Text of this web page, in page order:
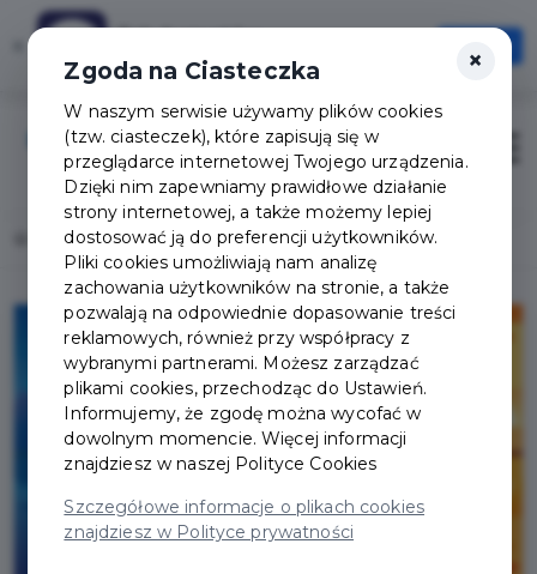
Szybciej, wygodniej, zawsze pod ręką
Otwórz
Zaloguj
Home Lista aktualności Twoja Augustowska Karta
×
Zgoda na Ciasteczka
W naszym serwisie używamy plików cookies
(tzw. ciasteczek), które zapisują się w
przeglądarce internetowej Twojego urządzenia.
Dzięki nim zapewniamy prawidłowe działanie
strony internetowej, a także możemy lepiej
dostosować ją do preferencji użytkowników.
Pliki cookies umożliwiają nam analizę
zachowania użytkowników na stronie, a także
pozwalają na odpowiednie dopasowanie treści
reklamowych, również przy współpracy z
wybranymi partnerami. Możesz zarządzać
plikami cookies, przechodząc do Ustawień.
Informujemy, że zgodę można wycofać w
dowolnym momencie. Więcej informacji
znajdziesz w naszej Polityce Cookies
Szczegółowe informacje o plikach cookies
znajdziesz w Polityce prywatności